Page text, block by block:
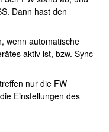
Dann hast den
wenn automatische
aktiv ist, bzw. Sync-
nur die FW
Einstellungen des